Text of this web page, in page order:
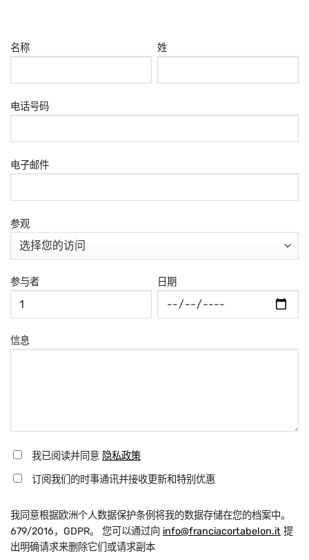
名称 姓
电话号码
电子邮件
参观
参与者 日期
信息
我已阅读并同意 隐私政策
订阅我们的时事通讯并接收更新和特别优惠
我同意根据欧洲个人数据保护条例将我的数据存储在您的档案中。
679/2016，GDPR。 您可以通过向 info@franciacortabelon.it 提
出明确请求来删除它们或请求副本